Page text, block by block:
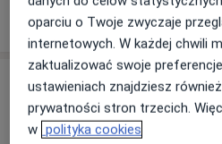
-usuwanie ciał obcych jamy
nosa
Leczone choroby:
-leczenie schorzeń uszu,
krtani
W jaki sposób ustalane są
Adres
Centrum Medyczne
oparciu o Twoje zwyczaje
internetowych. W każdej chwili
zaktualizować swoje
ustawieniach znajdziesz
prywatności stron trzecich.
w polityka cookies